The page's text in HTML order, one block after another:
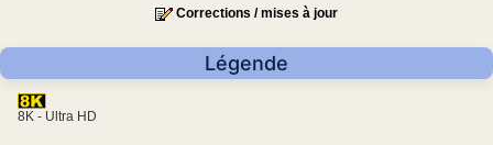
Corrections / mises à jour
Légende
8K - Ultra HD